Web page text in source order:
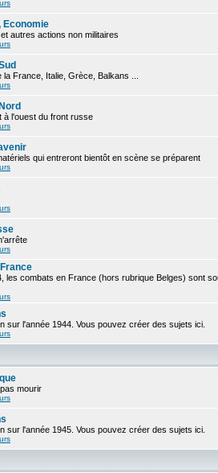
Economie
autres actions non militaires
France, Italie, Grèce, Balkans ...
à l'ouest du front russe
qui entreront bientôt en scène se préparent
les combats en France (hors rubrique Belges) sont
sur l'année 1944. Vous pouvez créer des sujets ici.
mourir
sur l'année 1945. Vous pouvez créer des sujets ici.